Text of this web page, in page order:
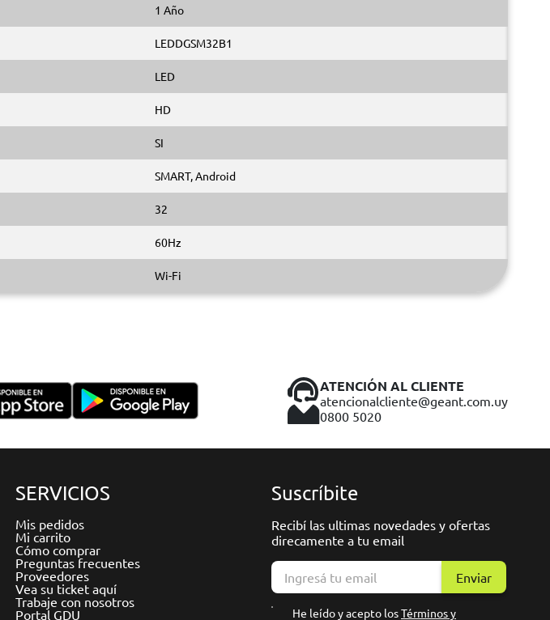
1 Año
LEDDGSM32B1
LED
HD
SI
SMART, Android
32
60Hz
Wi-Fi
ATENCIÓN AL CLIENTE
atencionalcliente@geant.com.uy
0800 5020
SERVICIOS
Mis pedidos
Mi carrito
Cómo comprar
Preguntas frecuentes
Proveedores
Vea su ticket aquí
Trabaje con nosotros
Portal GDU
Suscríbite
Recibí las ultimas novedades y ofertas
direcamente a tu email
Enviar
He leído y acepto losTérminos y